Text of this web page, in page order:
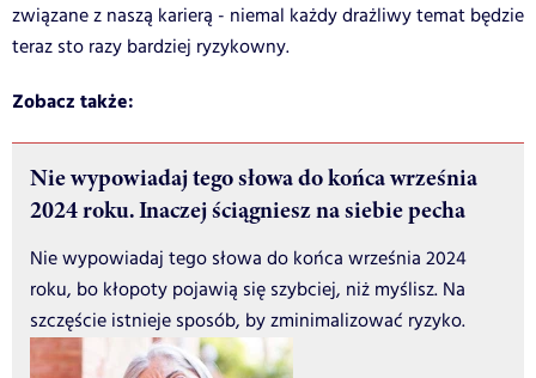
związane z naszą karierą - niemal każdy drażliwy temat będzie
teraz sto razy bardziej ryzykowny.
Zobacz także:
Nie wypowiadaj tego słowa do końca września
2024 roku. Inaczej ściągniesz na siebie pecha
Nie wypowiadaj tego słowa do końca września 2024
roku, bo kłopoty pojawią się szybciej, niż myślisz. Na
szczęście istnieje sposób, by zminimalizować ryzyko.